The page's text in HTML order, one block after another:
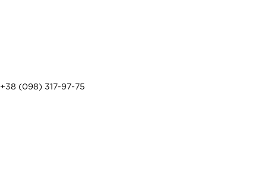
+38 (098) 317-97-75